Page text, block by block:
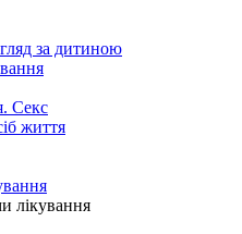
за дитиною
Секс
життя
лікування